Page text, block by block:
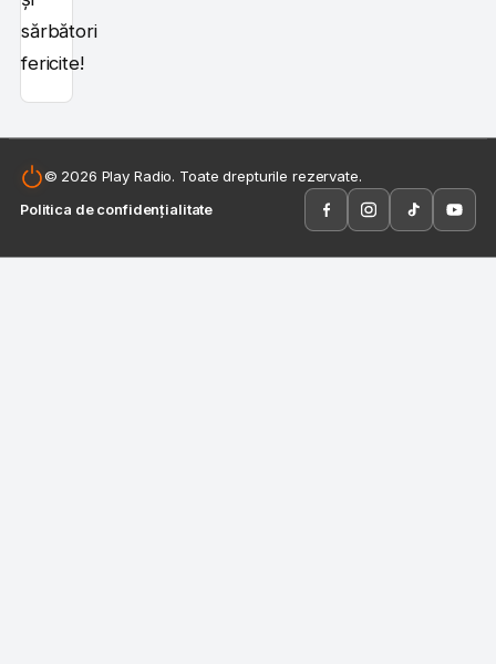
sărbători
fericite!
© 2026 Play Radio. Toate drepturile rezervate.
Politica de confidențialitate